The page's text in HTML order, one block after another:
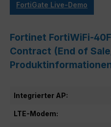
FortiGate Live-Demo
Fortinet FortiWiFi-
Contract (End of
Integrierter AP:
LTE-Modem: